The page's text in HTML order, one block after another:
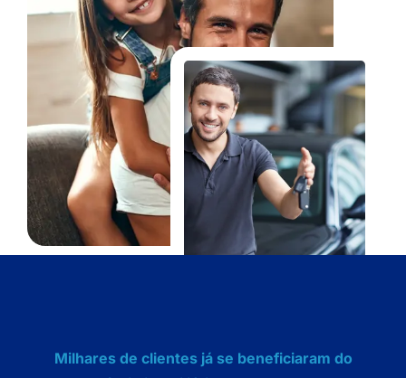
Milhares de clientes já se beneficiaram do